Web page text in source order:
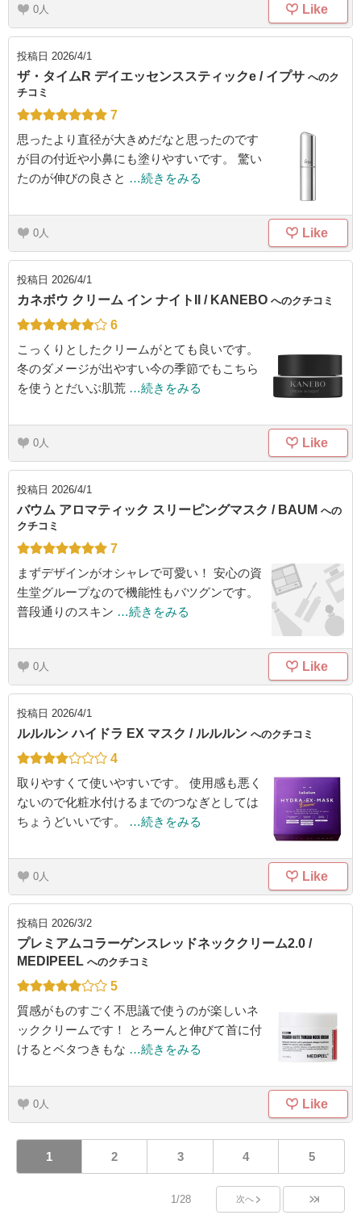
0 Like
投稿日 2026/4/1
ザ・タイムR デイエッセンススティックe / イプサ へのク
チコミ
7
思ったより直径が大きめだなと思ったのです
が目の付近や小鼻にも塗りやすいです。 驚い
たのが伸びの良さと …続きをみる
0 Like
投稿日 2026/4/1
カネボウ クリーム イン ナイトII / KANEBO へのクチコミ
6
こっくりとしたクリームがとても良いです。
冬のダメージが出やすい今の季節でもこちら
を使うとだいぶ肌荒 …続きをみる
0 Like
投稿日 2026/4/1
バウム アロマティック スリーピングマスク / BAUM への
クチコミ
7
まずデザインがオシャレで可愛い！ 安心の資
生堂グループなので機能性もバツグンです。
普段通りのスキン …続きをみる
0 Like
投稿日 2026/4/1
ルルルン ハイドラ EX マスク / ルルルン へのクチコミ
4
取りやすくて使いやすいです。 使用感も悪く
ないので化粧水付けるまでのつなぎとしては
ちょうどいいです。
…続きをみる
0 Like
投稿日 2026/3/2
プレミアムコラーゲンスレッドネッククリーム2.0 /
MEDIPEEL へのクチコミ
5
質感がものすごく不思議で使うのが楽しいネ
ッククリームです！ とろーんと伸びて首に付
けるとベタつきもな …続きをみる
0 Like
1 2 3 4 5
1/28 次へ